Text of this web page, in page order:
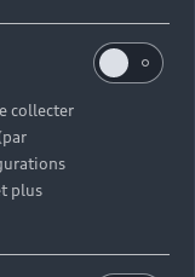
ou hybride
d’une
sur la route. Elle
collecter
plus